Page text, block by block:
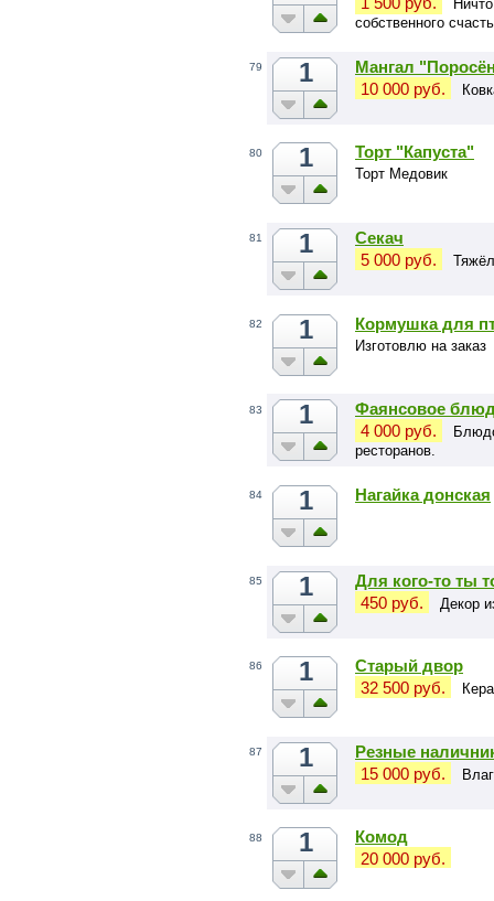
собственного
79 1
Мангал
10 000 руб.
80 1 Торт "Капуста"
Торт Медовик
81 1
Секач
5 000 руб.
82 1 Кормушка для
Изготовлю на заказ
83 1
Фаянсовое
4 000 руб.
ресторанов.
84 1 Нагайка донская
85 1
Для кого-то ты
450 руб.
Декор
86 1
Старый двор
32 500 руб.
87 1
Резные
15 000 руб.
88 1
Комод
20 000 руб.